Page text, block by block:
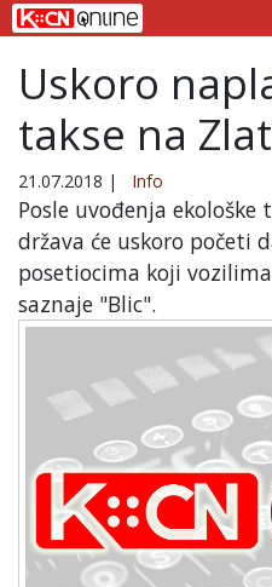
Uskoro
takse na
21.07.2018 | Info
Posle uvođenja ekološke
država će uskoro početi
posetiocima koji
saznaje "Blic".